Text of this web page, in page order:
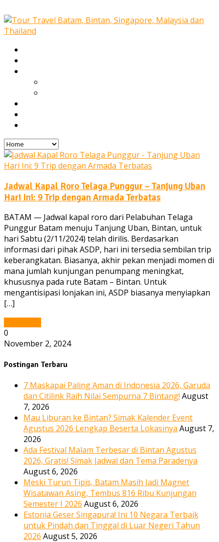
Jadwal Kapal Roro Telaga Punggur – Tanjung Uban
Hari Ini: 9 Trip dengan Armada Terbatas
BATAM — Jadwal kapal roro dari Pelabuhan Telaga
Punggur Batam menuju Tanjung Uban, Bintan, untuk
hari Sabtu (2/11/2024) telah dirilis. Berdasarkan
informasi dari pihak ASDP, hari ini tersedia sembilan trip
keberangkatan. Biasanya, akhir pekan menjadi momen di
mana jumlah kunjungan penumpang meningkat,
khususnya pada rute Batam – Bintan. Untuk
mengantisipasi lonjakan ini, ASDP biasanya menyiapkan
[…]
0
November 2, 2024
Postingan Terbaru
7 Maskapai Paling Aman di Indonesia 2026, Garuda
dan Citilink Raih Nilai Sempurna 7 Bintang! August
7, 2026
Mau Liburan ke Bintan? Simak Kalender Event
Agustus 2026 Lengkap Beserta Lokasinya August 7,
2026
Ada Festival Malam Terbesar di Bintan Agustus
2026, Gratis! Simak Jadwal dan Tema Paradenya
August 6, 2026
Meski Turun Tipis, Batam Masih Jadi Magnet
Wisatawan Asing, Tembus 816 Ribu Kunjungan
Semester I 2026 August 6, 2026
Estonia Geser Singapura! Ini 10 Negara Terbaik
untuk Pindah dan Tinggal di Luar Negeri Tahun
2026 August 5, 2026